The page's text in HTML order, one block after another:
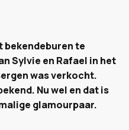
bekendeburen te
Sylvie en Rafael in het
was verkocht.
Nu wel en dat is
glamourpaar.